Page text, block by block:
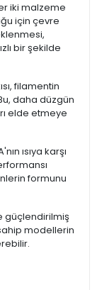
iki malzeme
için çevre
bir şekilde
filamentin
daha düzgün
elde etmeye
ısıya karşı
formunu
güçlendirilmiş
modellerin